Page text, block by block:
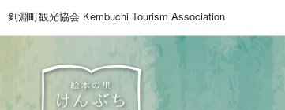
剣淵町観光協会 Kembuchi Tourism Association